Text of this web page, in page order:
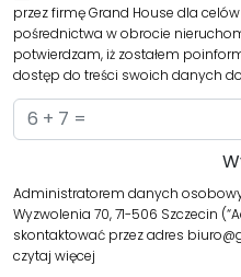
przez firmę Grand House dla
pośrednictwa w obrocie
potwierdzam, iż zostałem
dostęp do treści swoich danych
Administratorem danych
Wyzwolenia 70, 71-506 Szczecin
skontaktować przez adres
czytaj więcej